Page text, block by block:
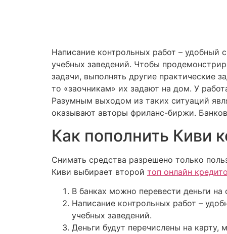
Написание контрольных работ – удобный
учебных заведений. Чтобы
задачи, выполнять другие практические
то «заочникам» их задают на дом. У
Разумным выходом из таких ситуаций
оказывают авторы фриланс-биржи.
Как пополнить Киви
Снимать средства разрешено только
Киви выбирает второй топ онлайн
В банках можно перевести деньги
Написание контрольных работ –
учебных заведений.
Деньги будут перечислены на